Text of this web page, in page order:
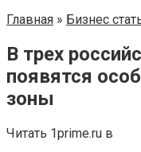
Главная » Бизнес
В трех
появятся
зоны
Читать 1prime.ru в